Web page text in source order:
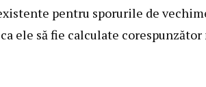
pentru sporurile de
ele să fie calculate